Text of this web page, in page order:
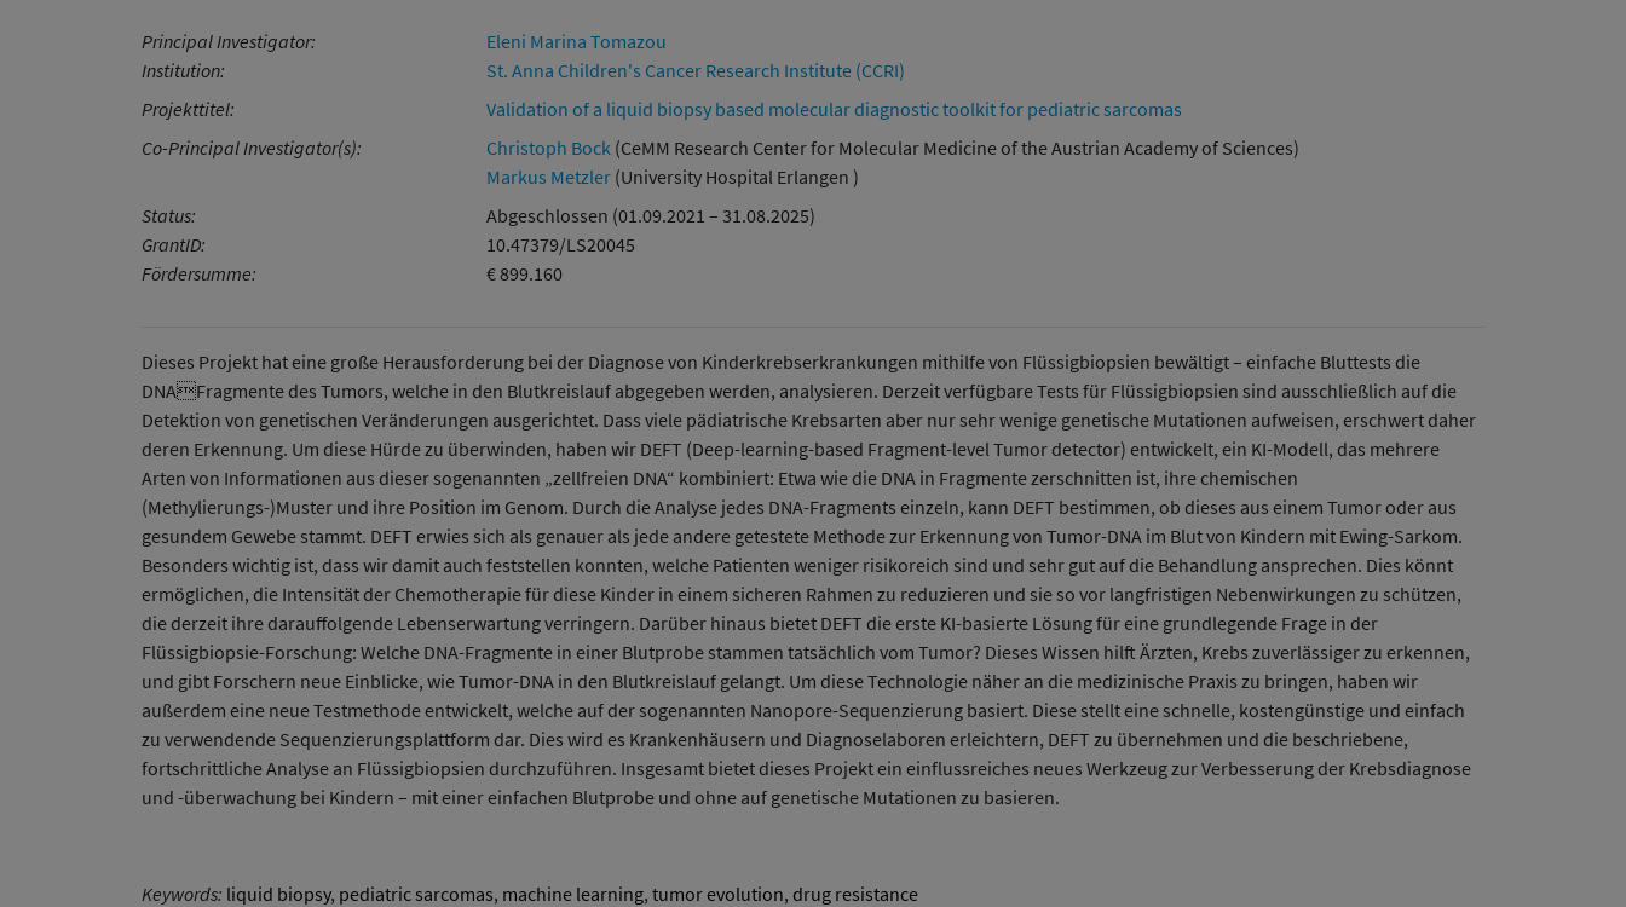
Principal Investigator:
Eleni Marina Tomazou
Institution:
St. Anna Children's Cancer Research Institute (CCRI)
Projekttitel:
Validation of a liquid biopsy based molecular diagnostic toolkit for pediatric sarcomas
Co-Principal Investigator(s):
Christoph Bock (CeMM Research Center for Molecular Medicine of the Austrian Academy of Sciences)
Markus Metzler (University Hospital Erlangen )
Status:
Abgeschlossen (01.09.2021 – 31.08.2025)
GrantID:
10.47379/LS20045
Fördersumme:
€ 899.160
Dieses Projekt hat eine große Herausforderung bei der Diagnose von Kinderkrebserkrankungen mithilfe von Flüssigbiopsien bewältigt – einfache Bluttests die
DNAFragmente des Tumors, welche in den Blutkreislauf abgegeben werden, analysieren. Derzeit verfügbare Tests für Flüssigbiopsien sind ausschließlich auf die
Detektion von genetischen Veränderungen ausgerichtet. Dass viele pädiatrische Krebsarten aber nur sehr wenige genetische Mutationen aufweisen, erschwert daher
deren Erkennung. Um diese Hürde zu überwinden, haben wir DEFT (Deep-learning-based Fragment-level Tumor detector) entwickelt, ein KI-Modell, das mehrere
Arten von Informationen aus dieser sogenannten „zellfreien DNA“ kombiniert: Etwa wie die DNA in Fragmente zerschnitten ist, ihre chemischen
(Methylierungs-)Muster und ihre Position im Genom. Durch die Analyse jedes DNA-Fragments einzeln, kann DEFT bestimmen, ob dieses aus einem Tumor oder aus
gesundem Gewebe stammt. DEFT erwies sich als genauer als jede andere getestete Methode zur Erkennung von Tumor-DNA im Blut von Kindern mit Ewing-Sarkom.
Besonders wichtig ist, dass wir damit auch feststellen konnten, welche Patienten weniger risikoreich sind und sehr gut auf die Behandlung ansprechen. Dies könnt
ermöglichen, die Intensität der Chemotherapie für diese Kinder in einem sicheren Rahmen zu reduzieren und sie so vor langfristigen Nebenwirkungen zu schützen,
die derzeit ihre darauffolgende Lebenserwartung verringern. Darüber hinaus bietet DEFT die erste KI-basierte Lösung für eine grundlegende Frage in der
Flüssigbiopsie-Forschung: Welche DNA-Fragmente in einer Blutprobe stammen tatsächlich vom Tumor? Dieses Wissen hilft Ärzten, Krebs zuverlässiger zu erkennen,
und gibt Forschern neue Einblicke, wie Tumor-DNA in den Blutkreislauf gelangt. Um diese Technologie näher an die medizinische Praxis zu bringen, haben wir
außerdem eine neue Testmethode entwickelt, welche auf der sogenannten Nanopore-Sequenzierung basiert. Diese stellt eine schnelle, kostengünstige und einfach
zu verwendende Sequenzierungsplattform dar. Dies wird es Krankenhäusern und Diagnoselaboren erleichtern, DEFT zu übernehmen und die beschriebene,
fortschrittliche Analyse an Flüssigbiopsien durchzuführen. Insgesamt bietet dieses Projekt ein einflussreiches neues Werkzeug zur Verbesserung der Krebsdiagnose
und -überwachung bei Kindern – mit einer einfachen Blutprobe und ohne auf genetische Mutationen zu basieren.
Keywords: liquid biopsy, pediatric sarcomas, machine learning, tumor evolution, drug resistance